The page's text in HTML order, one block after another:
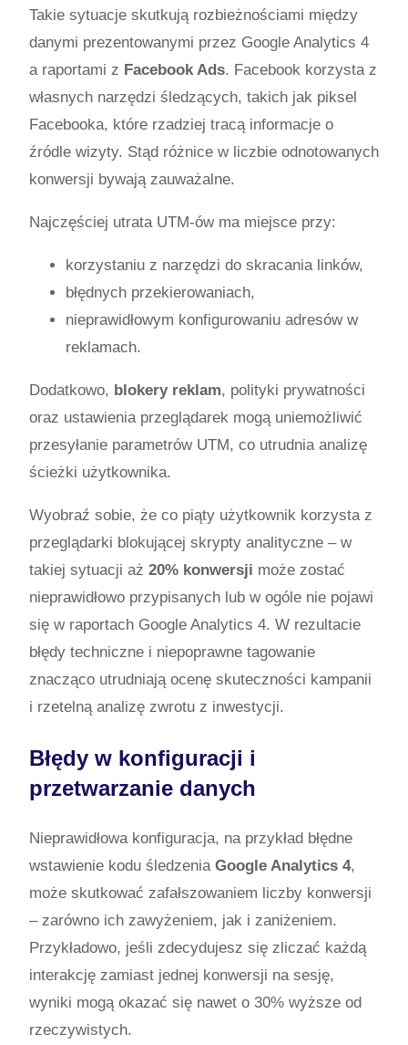
Takie sytuacje skutkują rozbieżnościami między
danymi prezentowanymi przez Google Analytics 4
a raportami z Facebook Ads. Facebook korzysta z
własnych narzędzi śledzących, takich jak piksel
Facebooka, które rzadziej tracą informacje o
źródle wizyty. Stąd różnice w liczbie odnotowanych
konwersji bywają zauważalne.
Najczęściej utrata UTM-ów ma miejsce przy:
korzystaniu z narzędzi do skracania linków,
błędnych przekierowaniach,
nieprawidłowym konfigurowaniu adresów w
reklamach.
Dodatkowo, blokery reklam, polityki prywatności
oraz ustawienia przeglądarek mogą uniemożliwić
przesyłanie parametrów UTM, co utrudnia analizę
ścieżki użytkownika.
Wyobraź sobie, że co piąty użytkownik korzysta z
przeglądarki blokującej skrypty analityczne – w
takiej sytuacji aż 20% konwersji może zostać
nieprawidłowo przypisanych lub w ogóle nie pojawi
się w raportach Google Analytics 4. W rezultacie
błędy techniczne i niepoprawne tagowanie
znacząco utrudniają ocenę skuteczności kampanii
i rzetelną analizę zwrotu z inwestycji.
Błędy w konfiguracji i
przetwarzanie danych
Nieprawidłowa konfiguracja, na przykład błędne
wstawienie kodu śledzenia Google Analytics 4,
może skutkować zafałszowaniem liczby konwersji
– zarówno ich zawyżeniem, jak i zaniżeniem.
Przykładowo, jeśli zdecydujesz się zliczać każdą
interakcję zamiast jednej konwersji na sesję,
wyniki mogą okazać się nawet o 30% wyższe od
rzeczywistych.